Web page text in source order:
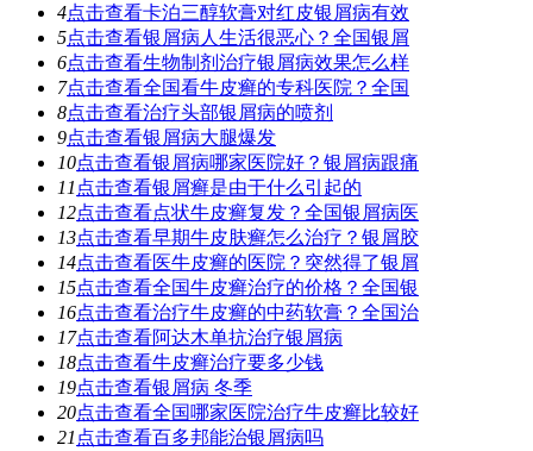
4点击查看卡泊三醇软膏对红皮银屑病有效
5点击查看银屑病人生活很恶心？全国银屑
6点击查看生物制剂治疗银屑病效果怎么样
7点击查看全国看牛皮癣的专科医院？全国
8点击查看治疗头部银屑病的喷剂
9点击查看银屑病大腿爆发
10点击查看银屑病哪家医院好？银屑病跟痛
11点击查看银屑癣是由于什么引起的
12点击查看点状牛皮癣复发？全国银屑病医
13点击查看早期牛皮肤癣怎么治疗？银屑胶
14点击查看医牛皮癣的医院？突然得了银屑
15点击查看全国牛皮癣治疗的价格？全国银
16点击查看治疗牛皮癣的中药软膏？全国治
17点击查看阿达木单抗治疗银屑病
18点击查看牛皮癣治疗要多少钱
19点击查看银屑病 冬季
20点击查看全国哪家医院治疗牛皮癣比较好
21点击查看百多邦能治银屑病吗